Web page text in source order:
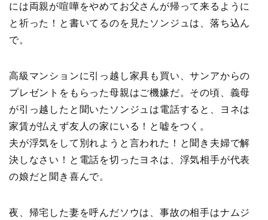
には両親が喧嘩をやめてお父さんが帰って来るように
と祈った！と書いてるのを見たソンジュは、落ち込ん
で。
高級マンションに引っ越し家具も買い、サンアからの
プレゼントをもらった母親はご機嫌だ。その頃、義母
が引っ越したと聞いたソンジュは電話すると、ヨネは
家賃が払えず友人の家にいる！と嘘をつく。
夫が浮気をして別れようと言われた！と聞き夫婦で解
決しなさい！と電話を切ったヨネは、浮気相手が代表
の娘だと聞き喜んで。
夜、帰宅した妻を呼んだソウは、事故の相手はナムジ